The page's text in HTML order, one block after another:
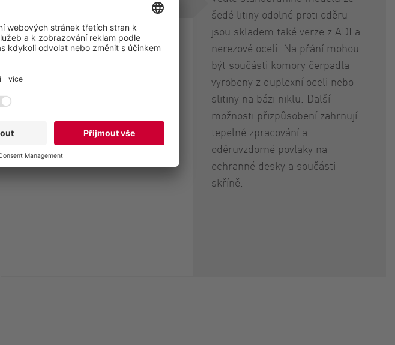
ATEX
šedé litiny odolné proti oděru
jsou skladem také verze z ADI a
nerezové oceli. Na přání mohou
být součásti komory čerpadla
vyrobeny z duplexní oceli nebo
slitiny na bázi niklu. Další
možnosti přizpůsobení zahrnují
tepelné zpracování a
oděruvzdorné povlaky na
ochranné desky a součásti
skříně.